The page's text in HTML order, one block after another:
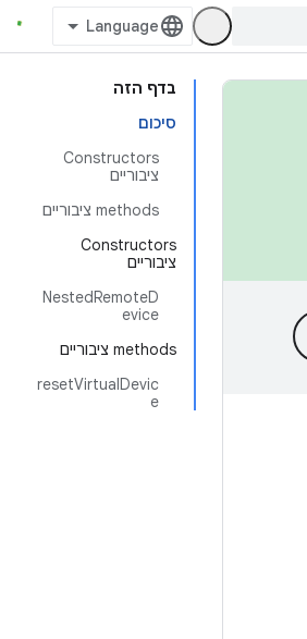
בדף הזה
סיכום
Constructors
ציבוריים
‫methods ציבוריים
Constructors
ציבוריים
NestedRemoteD
evice
‫methods ציבוריים
resetVirtualDevic
e